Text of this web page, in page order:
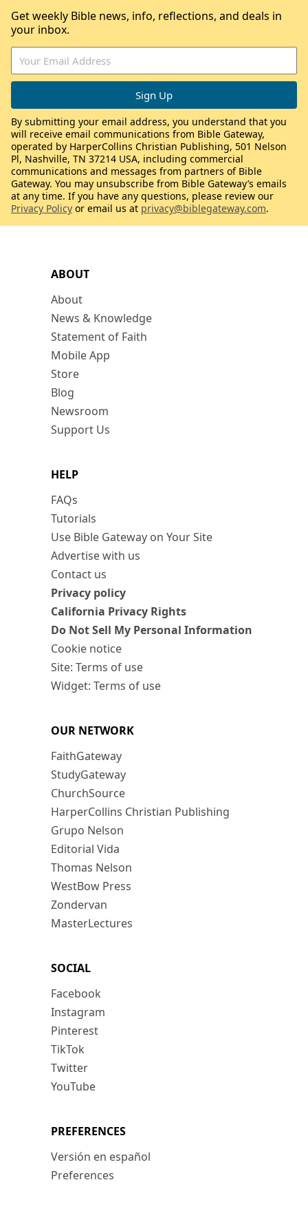
ABOUT
About
News & Knowledge
Statement of Faith
Mobile App
Store
Blog
Newsroom
Support Us
HELP
FAQs
Tutorials
Use Bible Gateway on Your Site
Advertise with us
Contact us
Privacy policy
California Privacy Rights
Do Not Sell My Personal Information
Cookie notice
Site: Terms of use
Widget: Terms of use
OUR NETWORK
FaithGateway
StudyGateway
ChurchSource
HarperCollins Christian Publishing
Grupo Nelson
Editorial Vida
Thomas Nelson
WestBow Press
Zondervan
MasterLectures
SOCIAL
Facebook
Instagram
Pinterest
TikTok
Twitter
YouTube
PREFERENCES
Versión en español
Preferences
Get weekly Bible news, info, reflections, and deals in
your inbox.
By submitting your email address, you understand that you
will receive email communications from Bible Gateway,
operated by HarperCollins Christian Publishing, 501 Nelson
Pl, Nashville, TN 37214 USA, including commercial
communications and messages from partners of Bible
Gateway. You may unsubscribe from Bible Gateway’s emails
at any time. If you have any questions, please review our
Privacy Policy or email us at privacy@biblegateway.com.